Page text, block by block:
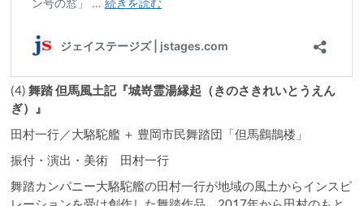
(4)舞踏 但馬風土記『城嵜霊湯縁起（きのさきれいとうえん
ぎ）』
田村一行／大駱駝艦 ＋ 豊岡市民舞踏団「但馬鸛鵲楼」
振付・演出・美術 田村一行
舞踏カンパニー大駱駝艦の田村一行が地域の風土からインスピ